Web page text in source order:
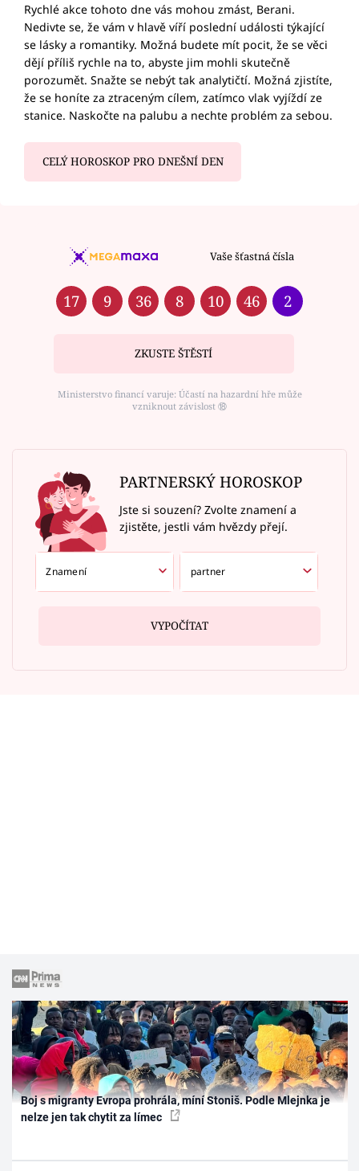
Rychlé akce tohoto dne vás mohou zmást, Berani.
Nedivte se, že vám v hlavě víří poslední události týkající
se lásky a romantiky. Možná budete mít pocit, že se věci
dějí příliš rychle na to, abyste jim mohli skutečně
porozumět. Snažte se nebýt tak analytičtí. Možná zjistíte,
že se honíte za ztraceným cílem, zatímco vlak vyjíždí ze
stanice. Naskočte na palubu a nechte problém za sebou.
CELÝ HOROSKOP PRO DNEŠNÍ DEN
Vaše šťastná čísla
17 9 36 8 10 46 2
ZKUSTE ŠTĚSTÍ
Ministerstvo financí varuje: Účastí na hazardní hře může
vzniknout závislost ⑱
PARTNERSKÝ HOROSKOP
Jste si souzení? Zvolte znamení a
zjistěte, jestli vám hvězdy přejí.
VYPOČÍTAT
Boj s migranty Evropa prohrála, míní Stoniš. Podle Mlejnka je
nelze jen tak chytit za límec